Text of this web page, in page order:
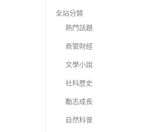
全站分類
熱門話題
商管財經
文學小說
社科歷史
勵志成長
自然科普